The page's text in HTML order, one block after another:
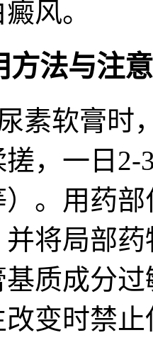
风。
方法与注
素软膏时
，一日
）。用药
将局部
质成分
变时禁